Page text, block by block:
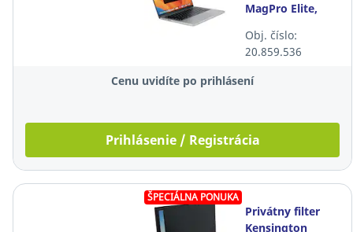
MagPro Elite,
MacBook Pro 14"
(2021)
Obj. číslo:
20.859.536
Cenu uvidíte po prihlásení
Prihlásenie / Registrácia
ŠPECIÁLNA PONUKA
Privátny filter
Kensington